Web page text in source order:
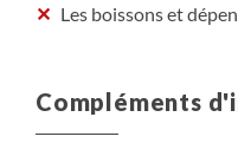
Les boissons et
Compléments